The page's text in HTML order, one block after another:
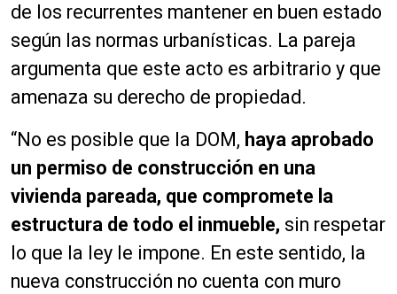
de los recurrentes mantener en buen estado
según las normas urbanísticas. La pareja
argumenta que este acto es arbitrario y que
amenaza su derecho de propiedad.
“No es posible que la DOM, haya aprobado
un permiso de construcción en una
vivienda pareada, que compromete la
estructura de todo el inmueble, sin respetar
lo que la ley le impone. En este sentido, la
nueva construcción no cuenta con muro